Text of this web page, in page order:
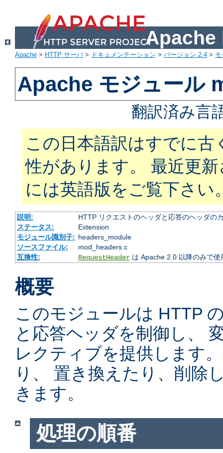
Apache
Apache > HTTP サーバ> ドキュメンテーション > バージョン 2.4 >
Apache モジュール
翻訳済み言
この日本語訳はすでに古
性があります。 最近更
には英語版をご覧下さい
説明:
HTTP リクエストのヘッダと応答のヘッダの
ステータス:
Extension
モジュール識別子: headers_module
ソースファイル:
mod_headers.c
互換性:
RequestHeaderは Apache 2.0 以降のみで使
概要
このモジュールは HTTP
と応答ヘッダを制御し、
レクティブを提供します
り、 置き換えたり、削除
きます。
処理の順番